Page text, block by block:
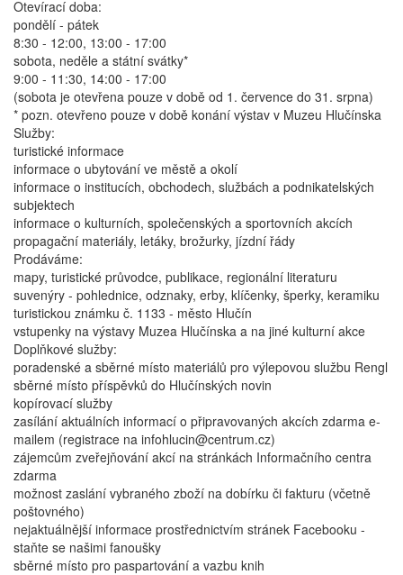
Otevírací doba:
pondělí - pátek
8:30 - 12:00, 13:00 - 17:00
sobota, neděle a státní svátky*
9:00 - 11:30, 14:00 - 17:00
(sobota je otevřena pouze v době od 1. července do 31. srpna)
* pozn. otevřeno pouze v době konání výstav v Muzeu Hlučínska
Služby:
turistické informace
informace o ubytování ve městě a okolí
informace o institucích, obchodech, službách a podnikatelských
subjektech
informace o kulturních, společenských a sportovních akcích
propagační materiály, letáky, brožurky, jízdní řády
Prodáváme:
mapy, turistické průvodce, publikace, regionální literaturu
suvenýry - pohlednice, odznaky, erby, klíčenky, šperky, keramiku
turistickou známku č. 1133 - město Hlučín
vstupenky na výstavy Muzea Hlučínska a na jiné kulturní akce
Doplňkové služby:
poradenské a sběrné místo materiálů pro výlepovou službu Rengl
sběrné místo příspěvků do Hlučínských novin
kopírovací služby
zasílání aktuálních informací o připravovaných akcích zdarma e-
mailem (registrace na infohlucin@centrum.cz)
zájemcům zveřejňování akcí na stránkách Informačního centra
zdarma
možnost zaslání vybraného zboží na dobírku či fakturu (včetně
poštovného)
nejaktuálnější informace prostřednictvím stránek Facebooku -
staňte se našimi fanoušky
sběrné místo pro paspartování a vazbu knih